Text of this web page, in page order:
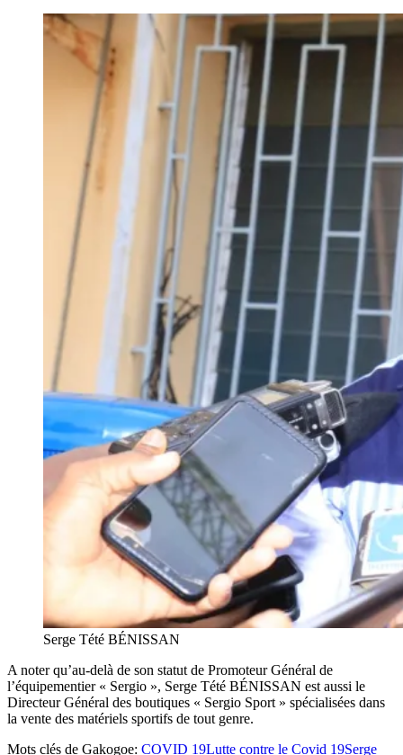
Serge Tété BÉNISSAN
A noter qu’au-delà de son statut de Promoteur Général de
l’équipementier « Sergio », Serge Tété BÉNISSAN est aussi le
Directeur Général des boutiques « Sergio Sport » spécialisées dans
la vente des matériels sportifs de tout genre.
Mots clés de Gakogoe: COVID 19Lutte contre le Covid 19Serge